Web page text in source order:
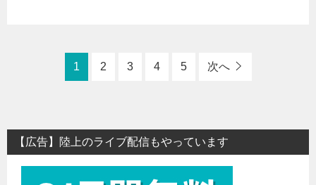
1 2 3 4 5 次へ
【広告】陸上のライブ配信もやっています